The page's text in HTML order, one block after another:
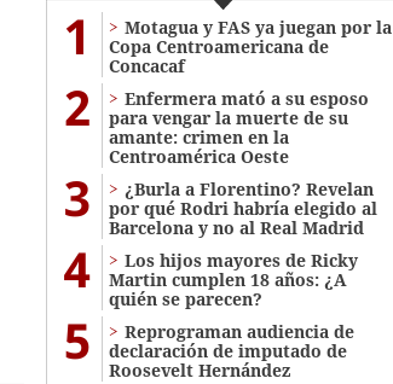
1
Motagua y FAS ya juegan por la
Copa Centroamericana de
Concacaf
2
Enfermera mató a su esposo
para vengar la muerte de su
amante: crimen en la
Centroamérica Oeste
3
¿Burla a Florentino? Revelan
por qué Rodri habría elegido al
Barcelona y no al Real Madrid
4
Los hijos mayores de Ricky
Martin cumplen 18 años: ¿A
quién se parecen?
5
Reprograman audiencia de
declaración de imputado de
Roosevelt Hernández